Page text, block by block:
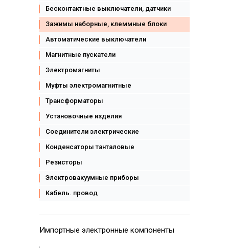
Бесконтактные выключатели, датчики
Зажимы наборные, клеммные блоки
Автоматические выключатели
Магнитные пускатели
Электромагниты
Муфты электромагнитные
Трансформаторы
Установочные изделия
Соединители электрические
Конденсаторы танталовые
Резисторы
Электровакуумные приборы
Кабель. провод
Импортные электронные компоненты